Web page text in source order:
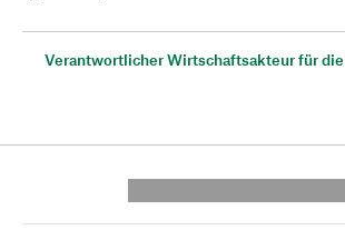
Verantwortlicher Wirtschaftsakteur für die